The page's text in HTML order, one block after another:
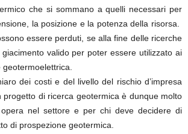
che si sommano a quelli necessari per
la posizione e la potenza della risorsa.
essere perduti, se alla fine delle ricerche
valido per poter essere utilizzato ai
dei costi e del livello del rischio d’impresa
progetto di ricerca geotermica è dunque molto
nel settore e per chi deve decidere di
di prospezione geotermica.